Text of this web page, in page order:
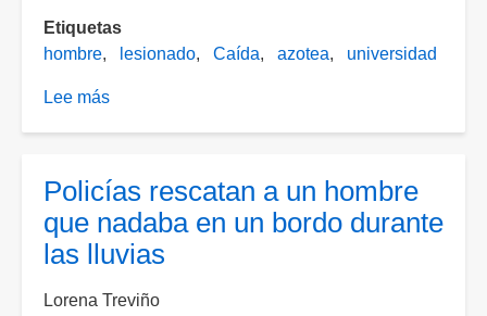
Etiquetas
hombre
lesionado Caída azotea universidad
Lee más
lesionado
tras
caer
de
azotea
Policías rescatan a un hombre
que nadaba en un bordo durante
las lluvias
Lorena Treviño